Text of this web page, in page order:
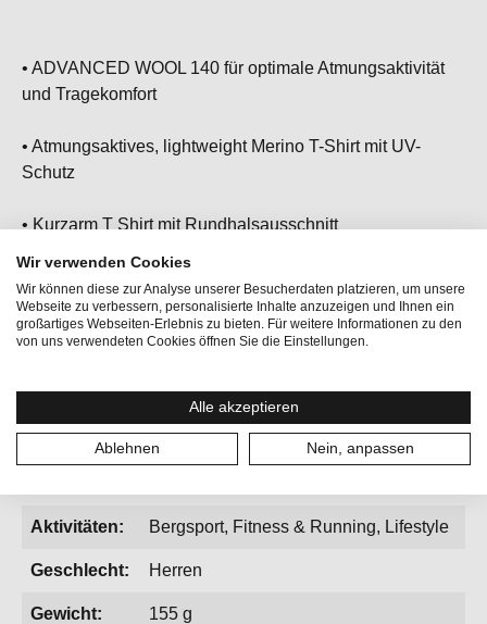
• ADVANCED WOOL 140 für optimale Atmungsaktivität
und Tragekomfort
• Atmungsaktives, lightweight Merino T-Shirt mit UV-
Schutz
• Kurzarm T Shirt mit Rundhalsausschnitt
• Der perfekte Begleiter für Bergtouren, Outdoor
Aktivitäten: Bergsport, Fitness & Running, Lifestyle
Geschlecht: Herren
Gewicht: 155 g
Wir verwenden Cookies
Wir können diese zur Analyse unserer Besucherdaten platzieren, um unsere
Webseite zu verbessern, personalisierte Inhalte anzuzeigen und Ihnen ein
großartiges Webseiten-Erlebnis zu bieten. Für weitere Informationen zu den
von uns verwendeten Cookies öffnen Sie die Einstellungen.
Alle akzeptieren
Ablehnen Nein, anpassen